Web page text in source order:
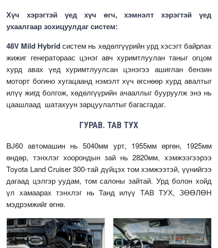
Хүч хэрэгтэй үед хүч өгч, хэмнэлт хэрэгтэй үед
ухаалгаар зохицуулдаг систем:
48V Mild Hybridсистем нь хөдөлгүүрийн урд хэсэгт байрлах
жижиг генератораас цэнэг авч хуримтлуулан таныг огцом
хурд авах үед хуримтлуулсан цэнэгээ ашиглан бензин
моторт богино хугацаанд нэмэлт хүч өгснөөр хурд авалтыг
илүү жигд болгож, хөдөлгүүрийн ачааллыг бууруулж энэ нь
цаашлаад шатахуун зарцуулалтыг багасгадаг.
ГУРАВ. ТАВ ТУХ
BJ60 автомашин нь 5040мм урт, 1955мм өргөн, 1925мм
өндөр, тэнхлэг хоорондын зай нь 2820мм, хэмжээгээрээ
Toyota Land Cruiser 300-тай дүйцэх том хэмжээтэй, үүнийгээ
дагаад цэлгэр уудам, том салоны зайтай. Урд болон хойд
үл хамаарах тэнхлэг нь Танд илүү ТАВ ТУХ, ЗӨӨЛӨН
мэдрэмжийг өгнө.